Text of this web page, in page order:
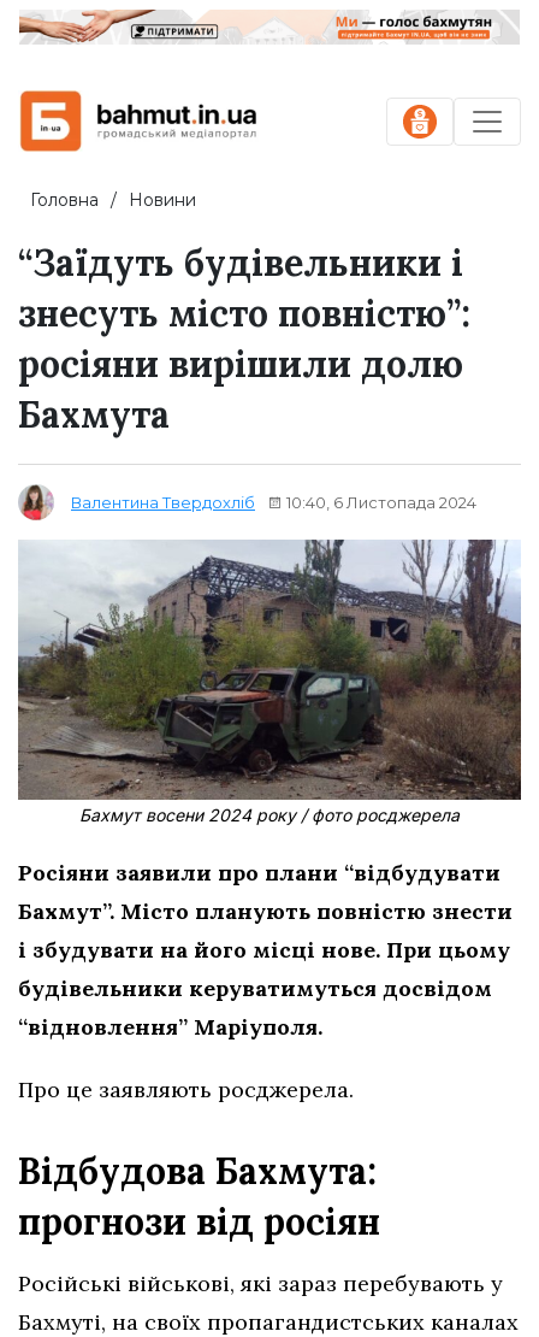
Головна Новини
“Заїдуть будівельники і
знесуть місто повністю”:
росіяни вирішили долю
Бахмута
Валентина Твердохліб 10:40, 6 Листопада 2024
Бахмут восени 2024 року / фото росджерела
Росіяни заявили про плани “відбудувати
Бахмут”. Місто планують повністю знести
і збудувати на його місці нове. При цьому
будівельники керуватимуться досвідом
“відновлення” Маріуполя.
Про це заявляють росджерела.
Відбудова Бахмута:
прогнози від росіян
Російські військові, які зараз перебувають у
Бахмуті, на своїх пропагандистських каналах